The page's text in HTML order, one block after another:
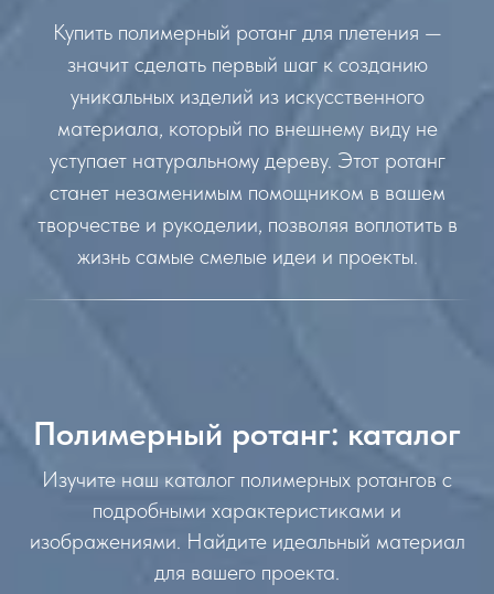
Купить полимерный ротанг для плетения —
значит сделать первый шаг к созданию
уникальных изделий из искусственного
материала, который по внешнему виду не
уступает натуральному дереву. Этот ротанг
станет незаменимым помощником в вашем
творчестве и рукоделии, позволяя воплотить в
жизнь самые смелые идеи и проекты.
Полимерный ротанг: каталог
Изучите наш каталог полимерных ротангов с
подробными характеристиками и
изображениями. Найдите идеальный материал
для вашего проекта.